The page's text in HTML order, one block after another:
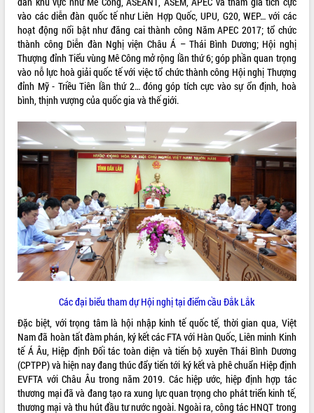
ALBUM ẢNH
LIÊN KẾT WEB
THỐNG KÊ TRUY CẬP
Hôm nay:
3059
Tất cả: 66088727
vào các diễn đàn quốc tế như Liên Hợp Quốc, UPU, G20, WEP… với các
hoạt động nổi bật như đăng cai thành công Năm APEC 2017; tổ chức
thành công Diễn đàn Nghị viện Châu Á – Thái Bình Dương; Hội nghị
Thượng đỉnh Tiểu vùng Mê Công mở rộng lần thứ 6; góp phần quan trọng
vào nỗ lực hoà giải quốc tế với việc tổ chức thành công Hội nghị Thượng
đỉnh Mỹ - Triều Tiên lần thứ 2… đóng góp tích cực vào sự ổn định, hoà
bình, thịnh vượng của quốc gia và thế giới.
Các đại biểu tham dự Hội nghị tại điểm cầu Đắk Lắk
Đặc biệt, với trọng tâm là hội nhập kinh tế quốc tế, thời gian qua, Việt
Nam đã hoàn tất đàm phán, ký kết các FTA với Hàn Quốc, Liên minh Kinh
tế Á Âu, Hiệp định Đối tác toàn diện và tiến bộ xuyên Thái Bình Dương
(CPTPP) và hiện nay đang thúc đẩy tiến tới ký kết và phê chuẩn Hiệp định
EVFTA với Châu Âu trong năm 2019. Các hiệp ước, hiệp định hợp tác
thương mại đã và đang tạo ra xung lực quan trọng cho phát triển kinh tế,
thương mại và thu hút đầu tư nước ngoài. Ngoài ra, công tác HNQT trong